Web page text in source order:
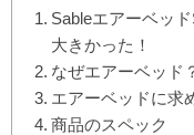
Sableエアーベッ
大きかった！
なぜエアーベッド
エアーベッドに求
商品のスペック